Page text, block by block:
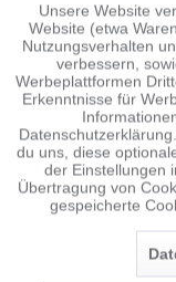
ÄHNLICHE ARTIKEL
Diese Artikel sind
Persönliche
Funktionale
Tracking
Personalisierung
Service
Unsere Website
Website (etwa
Nutzungsverhalten
verbessern,
Werbeplattformen
Erkenntnisse für
du uns, diese
der Einstellungen
Übertragung von
gespeicherte